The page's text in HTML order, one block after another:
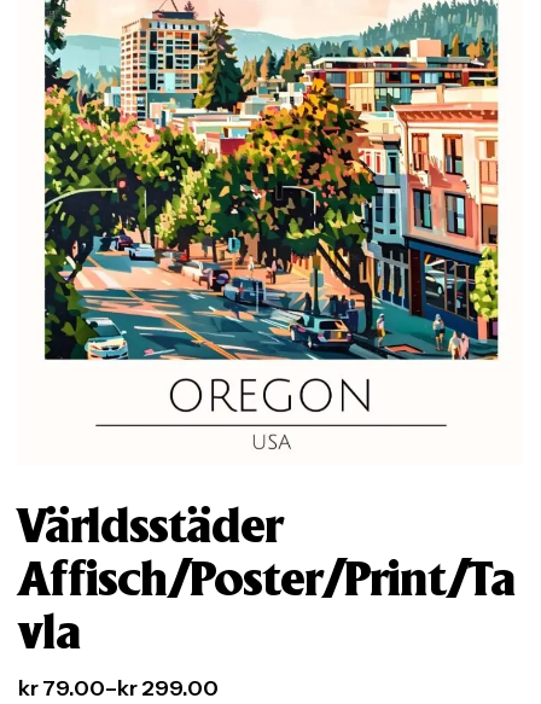
Världsstäder
Affisch/Poster/Print/Ta
vla
kr79.00–kr299.00